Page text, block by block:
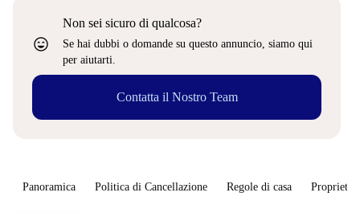
sentiment_very_satisfied
Non sei sicuro di qualcosa?
Se hai dubbi o domande su questo annuncio, siamo qui
per aiutarti.
Contatta il Nostro Team
Panoramica Politica di Cancellazione Regole di casa